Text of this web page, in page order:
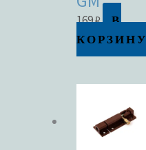
169₽
В
КОРЗИНУ